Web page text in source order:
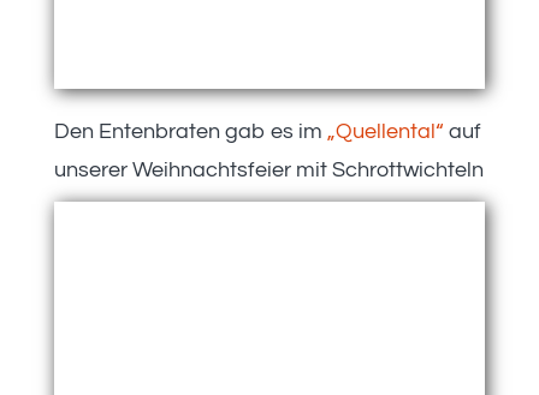
Den Entenbraten gab es im „Quellental“ auf
unserer Weihnachtsfeier mit Schrottwichteln